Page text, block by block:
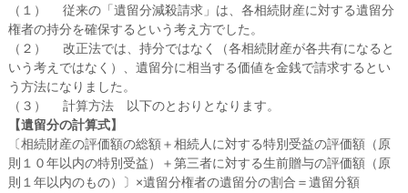
（１） 従来の「遺留分減殺請求」は、各相続財産に対する遺留分
権者の持分を確保するという考え方でした。
（２） 改正法では、持分ではなく（各相続財産が各共有になると
いう考えではなく）、遺留分に相当する価値を金銭で請求するとい
う方法になりました。
（３） 計算方法 以下のとおりとなります。
【遺留分の計算式】
〔相続財産の評価額の総額＋相続人に対する特別受益の評価額（原
則１０年以内の特別受益）＋第三者に対する生前贈与の評価額（原
則１年以内のもの）〕×遺留分権者の遺留分の割合＝遺留分額